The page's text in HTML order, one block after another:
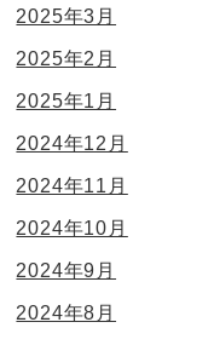
2025年3月
2025年2月
2025年1月
2024年12月
2024年11月
2024年10月
2024年9月
2024年8月